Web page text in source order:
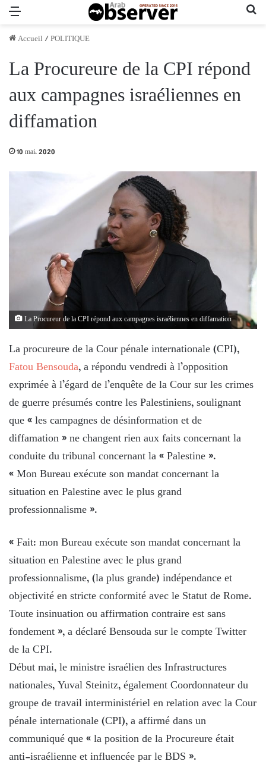
Accueil /POLITIQUE
La Procureure de la CPI répond
aux campagnes israéliennes en
diffamation
10 mai، 2020
La Procureur de la CPI répond aux campagnes israéliennes en diffamation
La procureure de la Cour pénale internationale (CPI),
Fatou Bensouda, a répondu vendredi à l’opposition
exprimée à l’égard de l’enquête de la Cour sur les crimes
de guerre présumés contre les Palestiniens, soulignant
que « les campagnes de désinformation et de
diffamation » ne changent rien aux faits concernant la
conduite du tribunal concernant la « Palestine ».
« Mon Bureau exécute son mandat concernant la
situation en Palestine avec le plus grand
professionnalisme ».
« Fait: mon Bureau exécute son mandat concernant la
situation en Palestine avec le plus grand
professionnalisme, (la plus grande) indépendance et
objectivité en stricte conformité avec le Statut de Rome.
Toute insinuation ou affirmation contraire est sans
fondement », a déclaré Bensouda sur le compte Twitter
de la CPI.
Début mai, le ministre israélien des Infrastructures
nationales, Yuval Steinitz, également Coordonnateur du
groupe de travail interministériel en relation avec la Cour
pénale internationale (CPI), a affirmé dans un
communiqué que « la position de la Procureure était
anti-israélienne et influencée par le BDS ».